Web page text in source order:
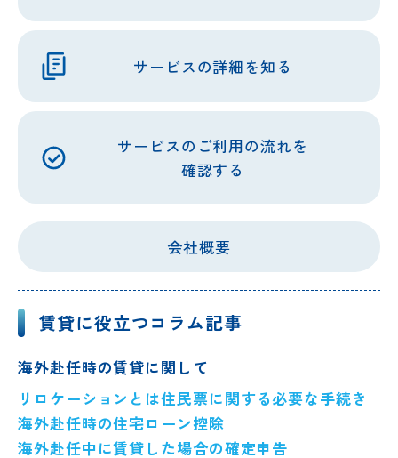
サービスの詳細を知る
サービスの ご利用の流れを
確認する
会社概要
賃貸に役立つコラム記事
海外赴任時の賃貸に関して
リロケーションとは住民票に関する必要な手続き
海外赴任時の住宅ローン控除
海外赴任中に賃貸した場合の確定申告